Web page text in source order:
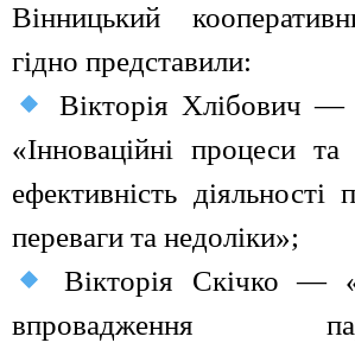
Вінницький
гідно представили:
Вікторія Хлібович —
«Інноваційні процеси
ефективність діяльності
переваги та недоліки»;
Вікторія Скічко —
впровадження